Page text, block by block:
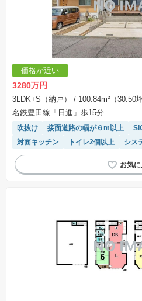
価格が近い
3280万円
3LDK+S（納戸） / 100.84m²（30.50
名鉄豊田線「日進」歩15分
吹抜け 接面道路の幅が６m以上
対面キッチン
トイレ2個以上 シス